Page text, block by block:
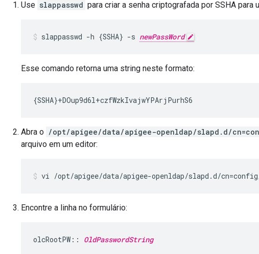
Use slappasswd para criar a senha criptografada por SSHA para
slappasswd -h {SSHA} -s newPassWord
Esse comando retorna uma string neste formato:
{SSHA}+DOup9d6l+czfWzkIvajwYPArjPurhS6
Abra o /opt/apigee/data/apigee-openldap/slapd.d/
arquivo em um editor:
vi /opt/apigee/data/apigee-openldap/slapd.d/
Encontre a linha no formulário:
olcRootPW:: OldPasswordString